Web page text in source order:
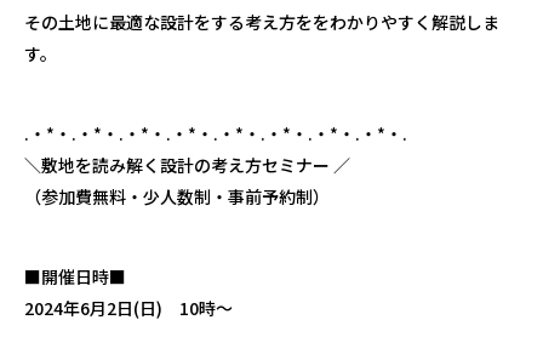
その土地に最適な設計をする考え方ををわかりやすく解説しま
す。
.・*・.・*・.・*・.・*・.・*・.・*・.・*・.・*・.
＼敷地を読み解く設計の考え方セミナー ／
（参加費無料・少人数制・事前予約制）
■開催日時■
2024年6月2日(日) 10時～